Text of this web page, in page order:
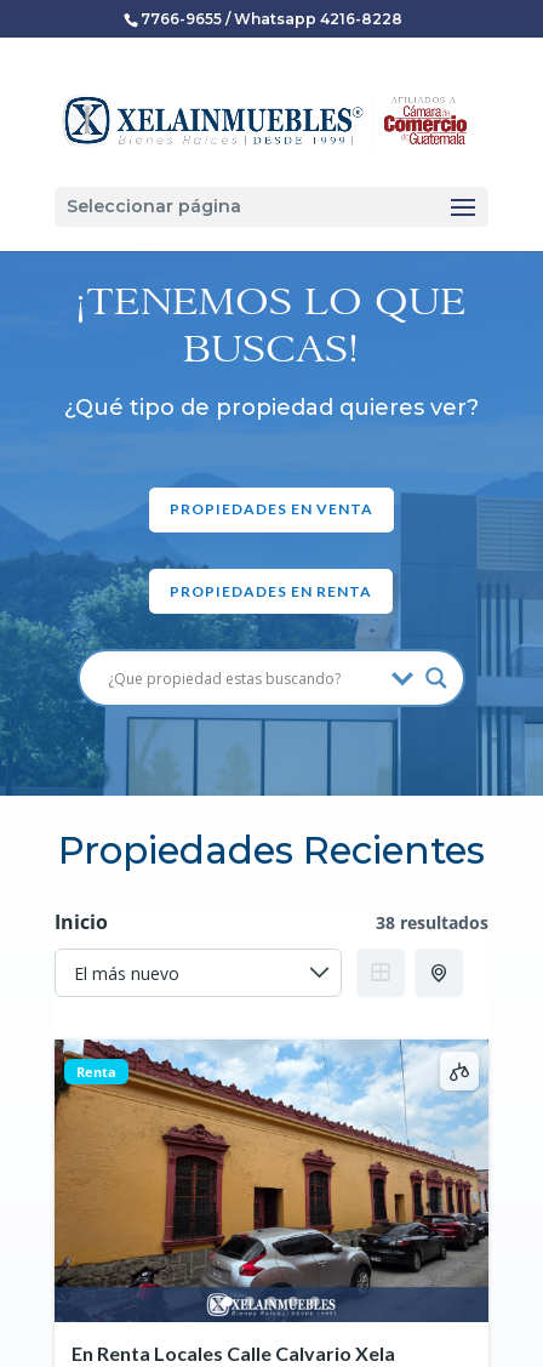
7766-9655 / Whatsapp 4216-8228
Seleccionar página
¡TENEMOS LO QUE
BUSCAS!
¿Qué tipo de propiedad quieres ver?
PROPIEDADES EN VENTA
PROPIEDADES EN RENTA
Propiedades Recientes
Inicio 38 resultados
Renta
En Renta Locales Calle Calvario Xela